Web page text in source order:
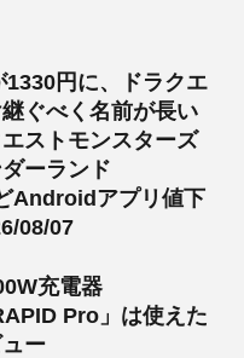
1330円に、ドラクエ
ぐべく名前が長い
エストモンスターズ
ーランド
Androidアプリ値下
08/07
充電器
Pro」は使えた
ー